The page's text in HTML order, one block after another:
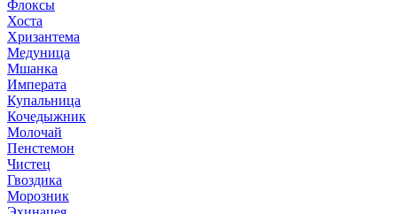
Флоксы
Хоста
Хризантема
Медуница
Мшанка
Императа
Купальница
Кочедыжник
Молочай
Пенстемон
Чистец
Гвоздика
Морозник